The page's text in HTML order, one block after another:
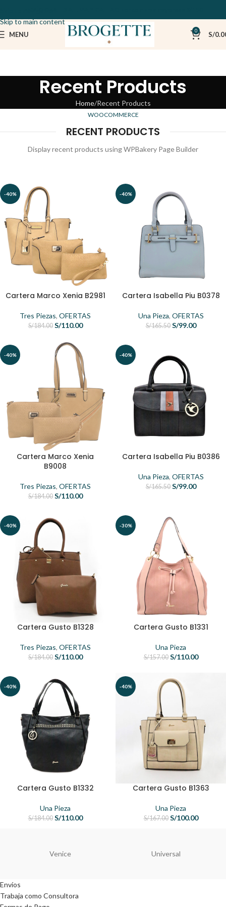
Skip to main content
MENU 0 S/
Recent Products
Home Recent Products
WOOCOMMERCE
RECENT PRODUCTS
Display recent products using WPBakery Page Builder
-40%
Cartera Marco Xenia B2981
Tres Piezas, OFERTAS
S/184.00 S/110.00
-40%
Cartera Isabella Piu B0378
Una Pieza, OFERTAS
S/165.50 S/99.00
-40%
Cartera Marco Xenia
B9008
Tres Piezas, OFERTAS
S/184.00 S/110.00
-40%
Cartera Isabella Piu B0386
Una Pieza, OFERTAS
S/165.50 S/99.00
-40%
Cartera Gusto B1328
Tres Piezas, OFERTAS
S/184.00 S/110.00
-30%
Cartera Gusto B1331
Una Pieza
S/157.00 S/110.00
-40%
Cartera Gusto B1332
Una Pieza
S/184.00 S/110.00
-40%
Cartera Gusto B1363
Una Pieza
S/167.00 S/100.00
Venice Universal
Envíos
Trabaja como Consultora